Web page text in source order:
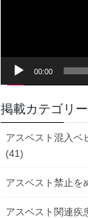
ヤ
00:00
掲載カテゴリー
アスベスト混入ベ
(41)
アスベスト禁止を
アスベスト関連疾